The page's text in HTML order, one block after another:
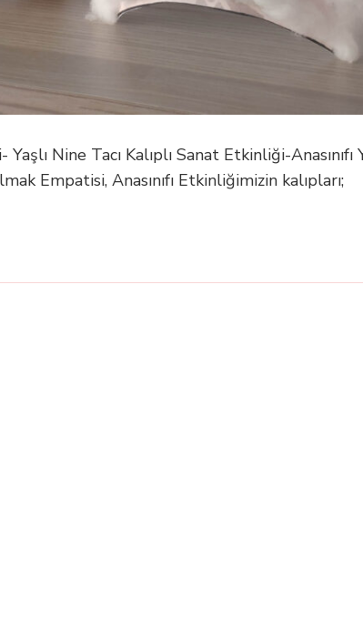
Nine Tacı Kalıplı Sanat Etkinliği-Anasınıfı
Empatisi, Anasınıfı Etkinliğimizin kalıpları;